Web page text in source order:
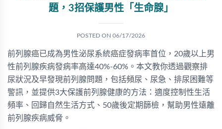
題，3招保護男性「生命腺」
POSTED ON 06/17/2026
前列腺癌已成為男性泌尿系統癌症發病率首位，20歲以上男
性前列腺疾病發病率高達40%-60%。本文教你透過觀察排
尿狀況及早發現前列腺問題，包括頻尿、尿急、排尿困難等
警訊，並提供3大保護前列腺健康的方法：適度控制性生活
頻率、回歸自然生活方式、50歲後定期篩檢，幫助男性遠離
前列腺疾病威脅。